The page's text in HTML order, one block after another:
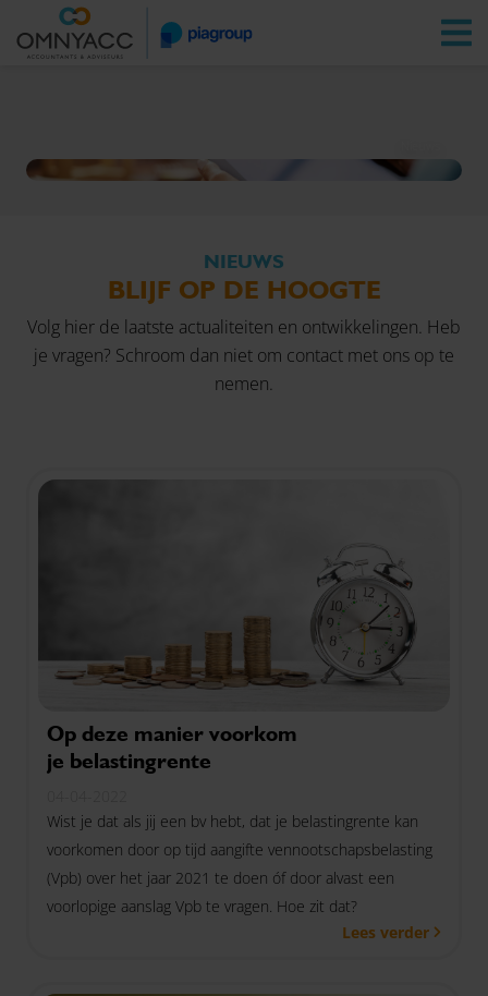
Vestigingen Zoeken
NIEUWS
BLIJF OP DE HOOGTE
Volg hier de laatste actualiteiten en ontwikkelingen. Heb
je vragen? Schroom dan niet om contact met ons op te
nemen.
Op deze manier voorkom
je belastingrente
Wist je dat als jij een bv hebt, dat je belastingrente kan
voorkomen door op tijd aangifte vennootschapsbelasting
(Vpb) over het jaar 2021 te doen óf door alvast een
voorlopige aanslag Vpb te vragen. Hoe zit dat?
Lees verder